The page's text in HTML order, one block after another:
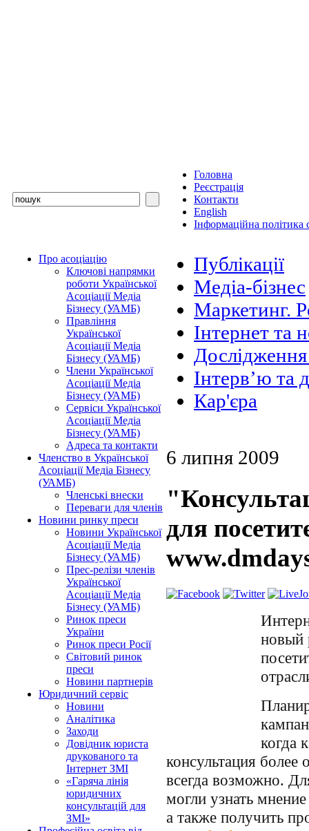
Головна
Реєстрація
Контакти
English
Інформаційна політика
Про асоціацію
Ключові напрямки
роботи Української
Асоціації Медіа
Бізнесу (УАМБ)
Правління
Української
Асоціації Медіа
Бізнесу (УАМБ)
Члени Української
Асоціації Медіа
Бізнесу (УАМБ)
Сервіси Української
Асоціації Медіа
Бізнесу (УАМБ)
Адреса та контакти
Членство в Української
Асоціації Медіа Бізнесу
(УАМБ)
Членські внески
Переваги для членів
Новини ринку преси
Новини Української
Асоціації Медіа
Бізнесу (УАМБ)
Прес-релізи членів
Української
Асоціації Медіа
Бізнесу (УАМБ)
Ринок преси
України
Ринок преси Росії
Світовий ринок
преси
Новини партнерів
Юридичний сервіс
Новини
Аналітика
Заходи
Довідник юриста
друкованого та
Інтернет ЗМІ
«Гаряча лінія
юридичних
консультацій для
ЗМІ»
Публікації
Медіа-бізнес
Маркетинг.
Інтернет та
Дослідження
Інтерв’ю та
Кар'єра
6 липня 2009
для
новый
когда
консультация более
всегда возможно.
могли узнать
а также получить